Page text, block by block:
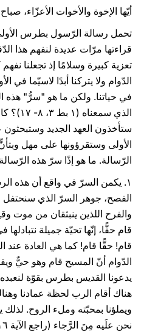
أيّها الإخوة والأخوات الأعزّاء،
تحمل رسالة الرّسول بطرس الأولى
قراءتها مرّات عديدة لنفهم هذا
تعزية كبيرة وسلامًا إذ تجعلنا
الدّوام ولا يتركنا أبدًا لاسيّما
في حياتنا. ولكن ما هو "سرُّ" هذه
الذي
ستأخذون العهد الجديد
الأولى وستقرؤونها على مهل
الرّسالة. ما هو إذًا سرّ هذه
۱. يكمن السرّ في واقع أن هذه
الفصح، جوهر السرّ الذي سنحتفل
والفرح اللذين ينبثقان من موت
قام حقًّا، إنّها تحيّة جميلة
قام! حقًّا قام! كما هي العادة عند
الدّوام أنّ المسيح قام وهو حيٌّ
هناك أقام الرب لحظة عمادنا
ويملؤنا بمحبّته وملء الروح.